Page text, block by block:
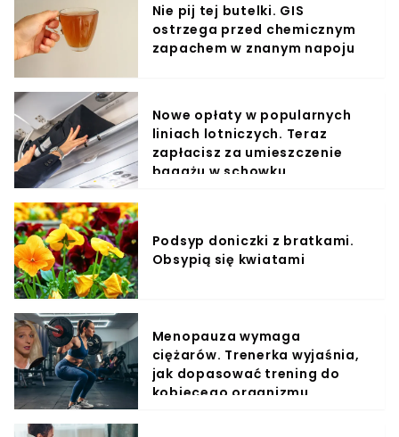
Nie pij tej butelki. GIS
ostrzega przed chemicznym
zapachem w znanym napoju
Nowe opłaty w popularnych
liniach lotniczych. Teraz
zapłacisz za umieszczenie
bagażu w schowku
Podsyp doniczki z bratkami.
Obsypią się kwiatami
Menopauza wymaga
ciężarów. Trenerka wyjaśnia,
jak dopasować trening do
kobiecego organizmu